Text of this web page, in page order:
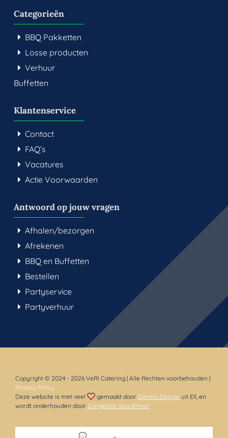
Categorieën
BBQ Pakketten
Losse producten
Verhuur
Buffetten
Klantenservice
Contact
FAQ’s
Vacatures
Actie Voorwaarden
Antwoord op jouw vragen
Afhalen/bezorgen
Afrekenen
BBQ en Buffetten
Bestellen
Partyservice
Partyverhuur
Copyright © 2024- 2026 VeRi Catering | Alle Rechten voorbehouden |
Privacy Policy
Deze website is met veel
gemaakt door Dímelo Design uit Ell, en
wordt onderhouden door Zorgeloos WordPress.